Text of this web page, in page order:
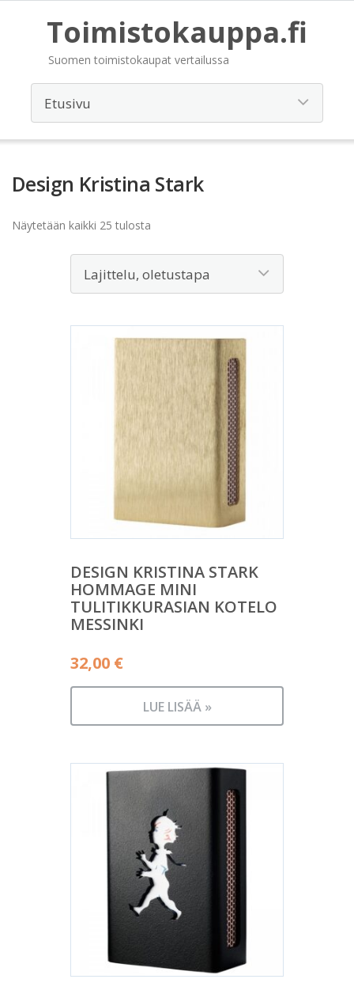
Toimistokauppa.fi
Suomen toimistokaupat vertailussa
Design Kristina Stark
Näytetään kaikki 25 tulosta
DESIGN KRISTINA STARK
HOMMAGE MINI
TULITIKKURASIAN KOTELO
MESSINKI
32,00 €
LUE LISÄÄ »